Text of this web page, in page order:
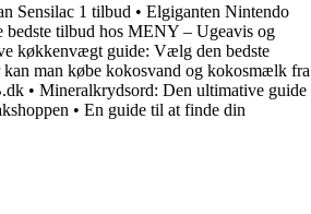
Sensilac 1 tilbud • Elgiganten Nintendo
bedste tilbud hos MENY – Ugeavis og
køkkenvægt guide: Vælg den bedste
man købe kokosvand og kokosmælk fra
• Mineralkrydsord: Den ultimative guide
• En guide til at finde din